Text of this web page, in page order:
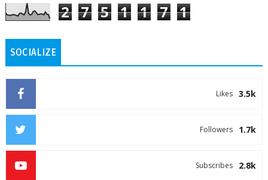
2 7 5 1 1 7 1
SOCIALIZE
3.5k
Likes
1.7k
Followers
2.8k
Subscribes